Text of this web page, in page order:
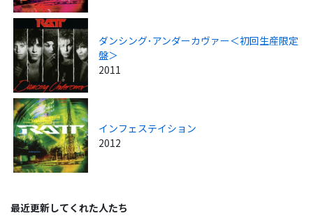
ダンシング･アンダーカヴァー＜初回生産限定
盤＞
2011
インフェステイション
2012
最近更新してくれた人たち